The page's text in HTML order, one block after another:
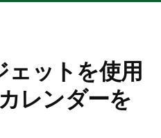
ットを使用
レンダーを